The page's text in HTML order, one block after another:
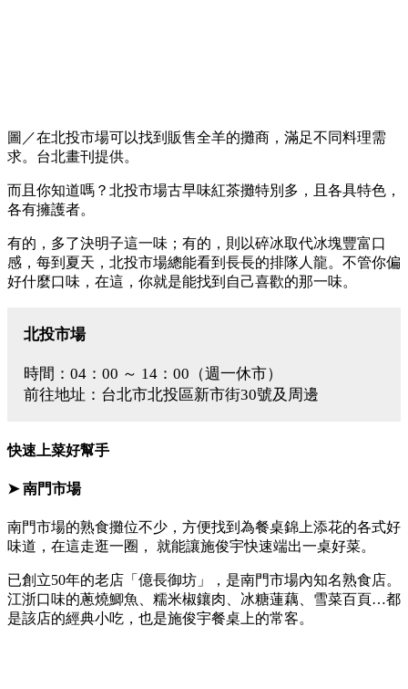
圖／在北投市場可以找到販售全羊的攤商，滿足不同料理需
求。台北畫刊提供。
而且你知道嗎？北投市場古早味紅茶攤特別多，且各具特色，
各有擁護者。
有的，多了決明子這一味；有的，則以碎冰取代冰塊豐富口
感，每到夏天，北投市場總能看到長長的排隊人龍。不管你偏
好什麼口味，在這，你就是能找到自己喜歡的那一味。
北投市場
時間：04：00 ～ 14：00（週一休市）
前往地址：台北市北投區新市街30號及周邊
快速上菜好幫手
➤ 南門市場
南門市場的熟食攤位不少，方便找到為餐桌錦上添花的各式好
味道，在這走逛一圈， 就能讓施俊宇快速端出一桌好菜。
已創立50年的老店「億長御坊」，是南門市場內知名熟食店。
江浙口味的蔥燒鯽魚、糯米椒鑲肉、冰糖蓮藕、雪菜百頁…都
是該店的經典小吃，也是施俊宇餐桌上的常客。